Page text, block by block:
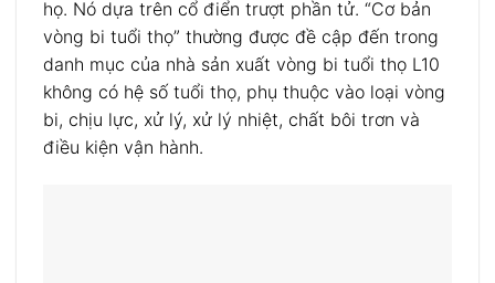
họ. Nó dựa trên cổ điển trượt phần tử. “Cơ bản
vòng bi tuổi thọ” thường được đề cập đến trong
danh mục của nhà sản xuất vòng bi tuổi thọ L10
không có hệ số tuổi thọ, phụ thuộc vào loại vòng
bi, chịu lực, xử lý, xử lý nhiệt, chất bôi trơn và
điều kiện vận hành.